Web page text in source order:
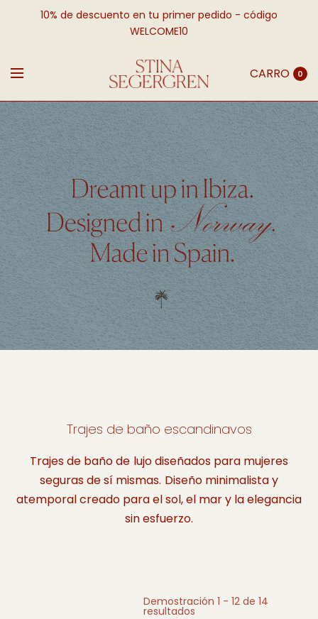
10% de descuento en tu primer pedido - código
WELCOME10
CARRO 0
Trajes de baño escandinavos
Trajes de baño de lujo diseñados para mujeres
seguras de sí mismas. Diseño minimalista y
atemporal creado para el sol, el mar y la elegancia
sin esfuerzo.
Demostración 1 - 12 de 14
resultados